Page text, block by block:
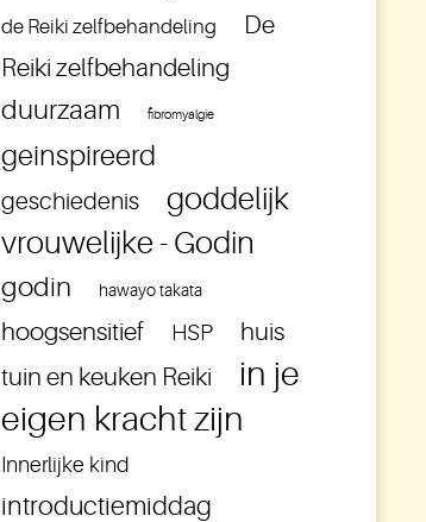
de Reiki zelfbehandeling
De
Reiki zelfbehandeling
duurzaam fibromyalgie
geinspireerd
geschiedenis
goddelijk
vrouwelijke - Godin
godin hawayo takata
hoogsensitief HSP
huis
tuin en keuken Reiki
in je
eigen kracht zijn
Innerlijke kind
introductiemiddag